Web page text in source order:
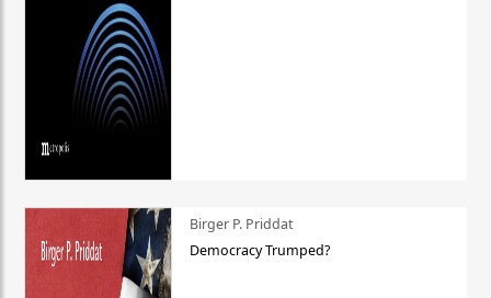
Birger P. Priddat
Democracy Trumped?